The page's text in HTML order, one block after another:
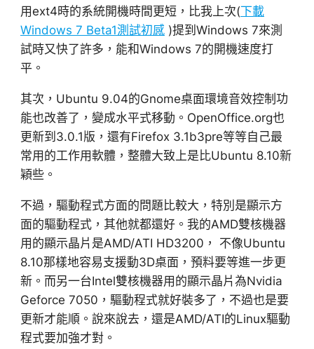
用ext4時的系統開機時間更短，比我上次(下載
Windows 7 Beta1測試初感)提到Windows 7來測
試時又快了許多，能和Windows 7的開機速度打
平。
其次，Ubuntu 9.04的Gnome桌面環境音效控制功
能也改善了，變成水平式移動。OpenOffice.org也
更新到3.0.1版，還有Firefox 3.1b3pre等等自己最
常用的工作用軟體，整體大致上是比Ubuntu 8.10新
穎些。
不過，驅動程式方面的問題比較大，特別是顯示方
面的驅動程式，其他就都還好。我的AMD雙核機器
用的顯示晶片是AMD/ATI HD3200， 不像Ubuntu
8.10那樣地容易支援動3D桌面，預料要等進一步更
新。而另一台Intel雙核機器用的顯示晶片為Nvidia
Geforce 7050，驅動程式就好裝多了，不過也是要
更新才能順。說來說去，還是AMD/ATI的Linux驅動
程式要加強才對。